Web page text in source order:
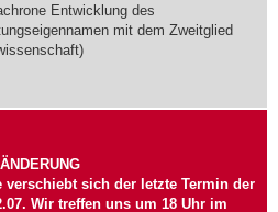
Entwicklung des
mit dem Zweitglied
verschiebt sich der letzte Termin der
Wir treffen uns um 18 Uhr im